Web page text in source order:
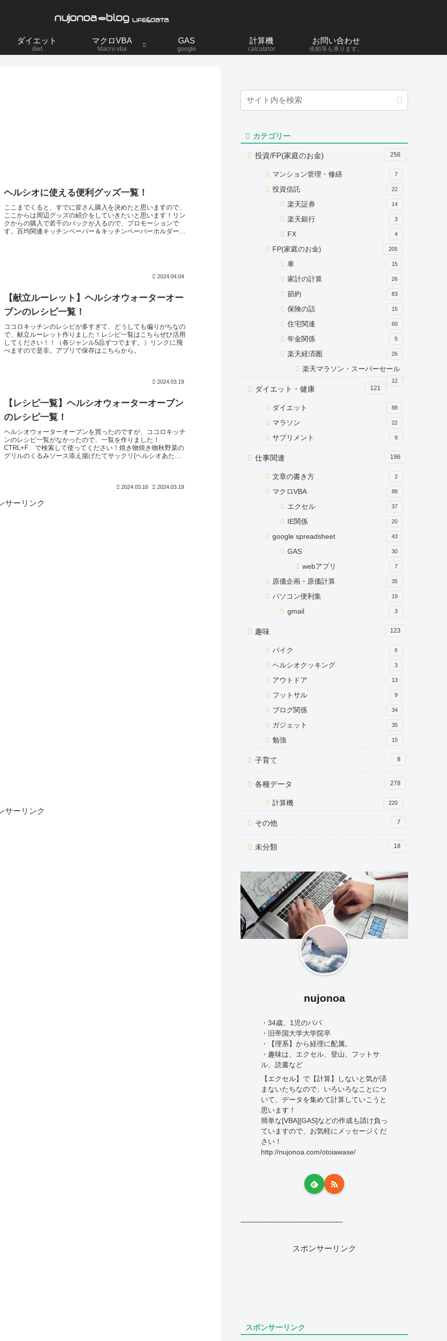
ダイエット
diet
マクロVBA
Macro vba
GAS
google
計算機
calculator
お問い合わせ
依頼等も承ります。
ヘルシオに使える便利グッズ一覧！
ここまでくると、すでに皆さん購入を決めたと思いますので、
ここからは周辺グッズの紹介をしていきたいと思います！リン
クからの購入で若干のバックが入るので、プロモーションで
す。百均関連キッチンペーパー＆キッチンペーパーホルダーま
2024.04.04
【献立ルーレット】ヘルシオウォーターオー
ブンのレシピ一覧！
ココロキッチンのレシピが多すぎて、どうしても偏りがちなの
で、献立ルーレット作りました！レシピ一覧はこちらぜひ活用
してください！！（各ジャンル5品ずつでます。）リンクに飛
べますので是非。アプリで保存はこちらから。
2024.03.19
【レシピ一覧】ヘルシオウォーターオーブン
のレシピ一覧！
ヘルシオウォーターオーブンを買ったのですが、ココロキッチ
ンのレシピ一覧がなかったので、一覧を作りました！
CTRL+F で検索して使ってください！焼き物焼き物秋野菜の
グリルのくるみソース添え揚げたてサックリ(ヘルシオあたた
2024.03.16 2024.03.19
サーリンク
サーリンク
カテゴリー
投資/FP(家庭のお金) 256
マンション管理・修繕 7
投資信託 22
楽天証券 14
楽天銀行 3
FX 4
FP(家庭のお金) 205
車 15
家計の計算 26
節約 83
保険の話 15
住宅関連 60
年金関係 5
楽天経済圏 26
楽天マラソン・スーパーセール
12
ダイエット・健康 121
ダイエット 88
マラソン 22
サプリメント 9
仕事関連 196
文章の書き方 2
マクロVBA 88
エクセル 37
IE関係 20
google spreadsheet 43
GAS 30
webアプリ 7
原価企画・原価計算 35
パソコン便利集 19
gmail 3
趣味 123
バイク 6
ヘルシオクッキング 3
アウトドア 13
フットサル 9
ブログ関係 34
ガジェット 35
勉強 15
子育て 8
各種データ 278
計算機 220
その他 7
未分類 18
nujonoa
・34歳、1児のパパ
・旧帝国大学大学院卒
・【理系】から経理に配属。
・趣味は、エクセル、登山、フットサ
ル、読書など
【エクセル】で【計算】しないと気が済
まないたちなので、いろいろなことにつ
いて、データを集めて計算していこうと
思います！
簡単な[VBA][GAS]などの作成も請け負っ
ていますので、お気軽にメッセージくだ
さい！
http://nujonoa.com/otoiawase/
-----------------------------------------
スポンサーリンク
スポンサーリンク